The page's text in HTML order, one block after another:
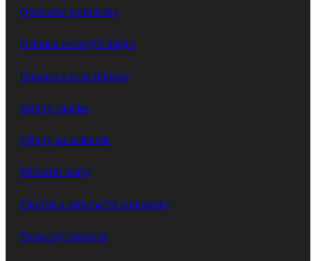
Obchodné podmienky
Ochrana osobných údajov
Doprava a doba dodania
Súbory cookies
Súbory na stiahnutie
Možnosti platby
Záručné a reklamačné podmienky
Prepravný poriadok